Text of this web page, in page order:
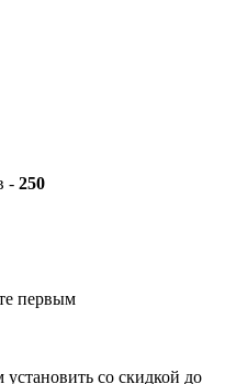
- 250
первым
со скидкой до